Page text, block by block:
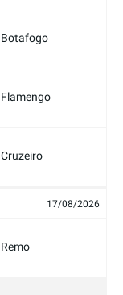
Botafogo
Flamengo
Cruzeiro
17/08/2026
Remo